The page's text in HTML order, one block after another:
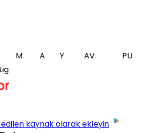
M A Y AV
PU
kaynak olarak ekleyin